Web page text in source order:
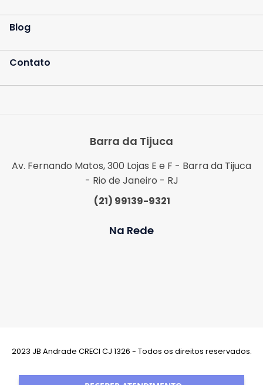
Blog
Contato
Barra da Tijuca
Av. Fernando Matos, 300 Lojas E e F - Barra da Tijuca
- Rio de Janeiro - RJ
(21) 99139-9321
Na Rede
2023 JB Andrade CRECI CJ 1326 - Todos os direitos reservados.